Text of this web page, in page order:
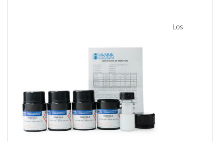
Los